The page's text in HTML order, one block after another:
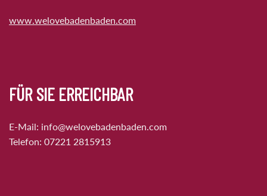
www.welovebadenbaden.com
FÜR SIE ERREICHBAR
E-Mail: info@welovebadenbaden.com
Telefon: 07221 2815913